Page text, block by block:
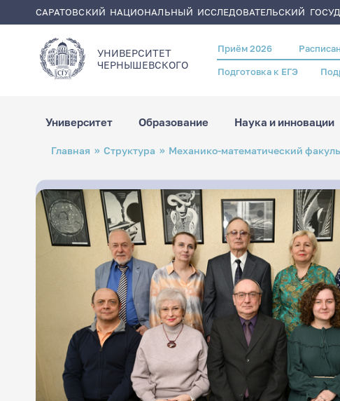
САРАТОВСКИЙ НАЦИОНАЛЬНЫЙ ИССЛЕДОВАТЕЛЬСКИЙ
УНИВЕРСИТЕТ
ЧЕРНЫШЕВСКОГO
Header
menu
Приём 2026
Подготовка к ЕГЭ
Университет Образование Наука и инновации
Строка
навигации
Главная Структура Механико-математический